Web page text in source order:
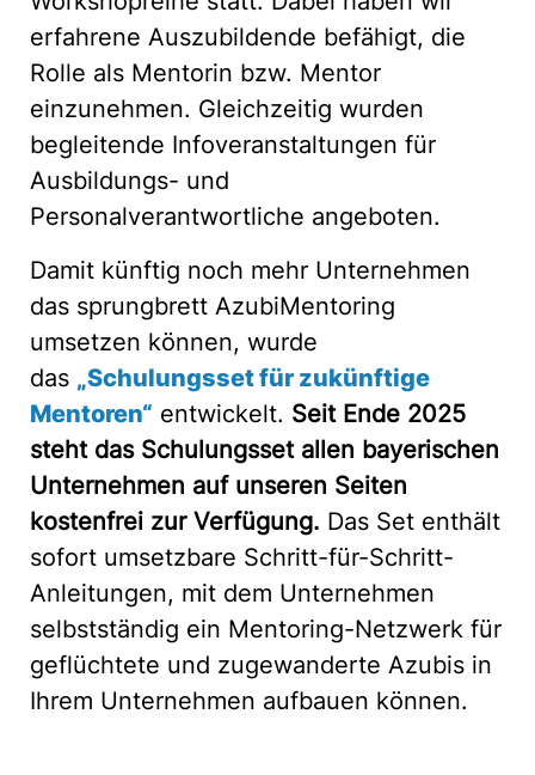
erfahrene Auszubildende befähigt, die
Rolle als Mentorin bzw. Mentor
einzunehmen. Gleichzeitig wurden
begleitende Infoveranstaltungen für
Ausbildungs- und
Personalverantwortliche angeboten.
Damit künftig noch mehr Unternehmen
das sprungbrett AzubiMentoring
umsetzen können, wurde
das „Schulungsset für zukünftige
Mentoren“ entwickelt. Seit Ende 2025
steht das Schulungsset allen bayerischen
Unternehmen auf unseren Seiten
kostenfrei zur Verfügung. Das Set enthält
sofort umsetzbare Schritt-für-Schritt-
Anleitungen, mit dem Unternehmen
selbstständig ein Mentoring-Netzwerk für
geflüchtete und zugewanderte Azubis in
Ihrem Unternehmen aufbauen können.